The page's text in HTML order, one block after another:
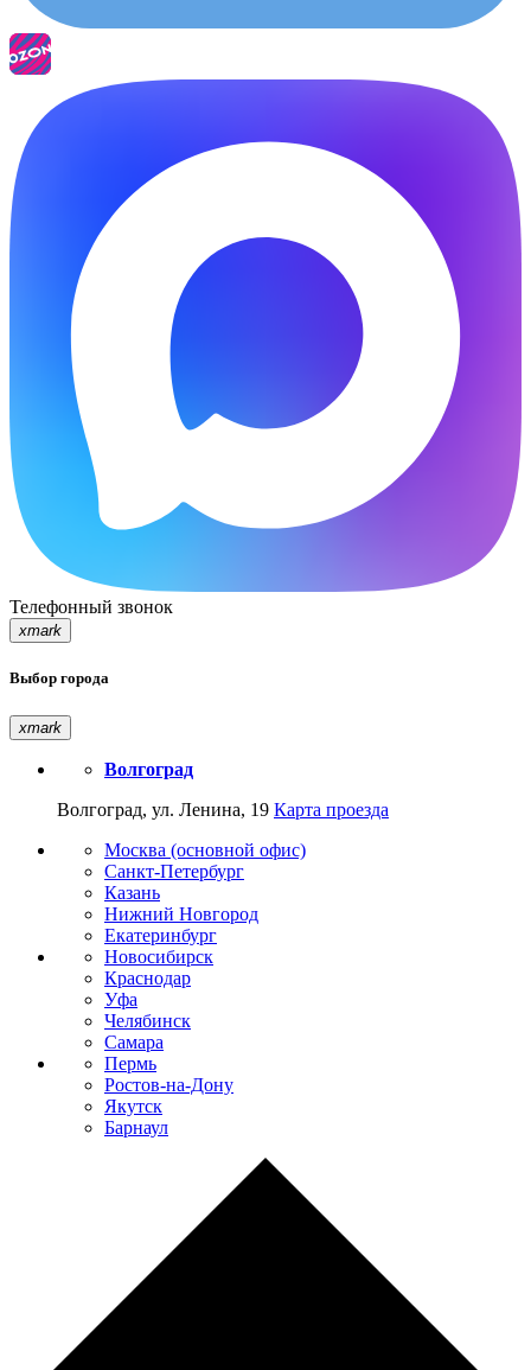
Телефонный звонок
xmark
Выбор города
xmark
Волгоград
Волгоград, ул. Ленина, 19 Карта проезда
Москва (основной офис)
Санкт-Петербург
Казань
Нижний Новгород
Екатеринбург
Новосибирск
Краснодар
Уфа
Челябинск
Самара
Пермь
Ростов-на-Дону
Якутск
Барнаул